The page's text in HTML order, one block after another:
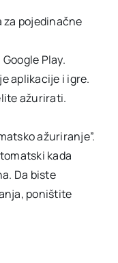
za pojedinačne
Play.
aplikacije i igre.
ažurirati.
ažuriranje”.
kada
Da biste
poništite